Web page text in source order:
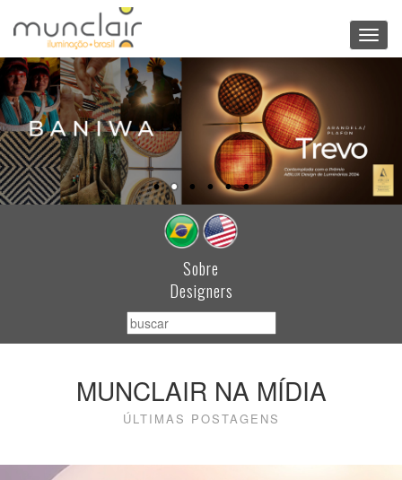
Sobre
Designers
MUNCLAIR NA MÍDIA
ÚLTIMAS POSTAGENS